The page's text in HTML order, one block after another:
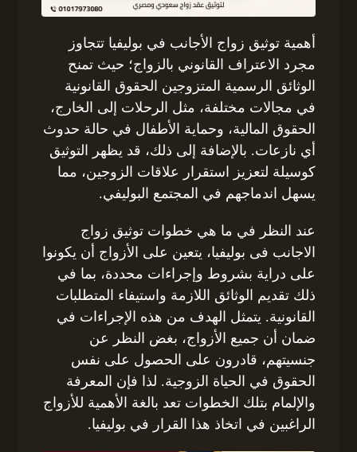
أهمية توثيق زواج الأجانب في بوليفيا تتجاوز
مجرد الاعتراف القانوني بالزواج؛ حيث تمنح
الوثائق الرسمية المتزوجين الحقوق القانونية
في مجالات مختلفة، مثل الرحلات إلى الخارج،
الحقوق المالية، وحماية الأطفال في حالة حدوث
أي نازعات. بالإضافة إلى ذلك، قد يظهر التوثيق
كوسيلة لتعزيز استقرار علاقات الزوجين، مما
يسهل اندماجهم في المجتمع البوليفي.
عند النظر في ما هي خطوات توثيق زواج
الاجانب فى بوليفيا، يتعين على الأزواج أن يكونوا
على دراية بشروط وإجراءات محددة، بما في
ذلك تقديم الوثائق اللازمة واستيفاء المتطلبات
القانونية. يتمثل الهدف من هذه الإجراءات في
ضمان أن جميع الأزواج، بغض النظر عن
جنسيتهم، قادرون على الحصول على نفس
الحقوق في الحياة الزوجية. لذا فإن المعرفة
والإلمام بتلك الخطوات تعد بالغة الأهمية للأزواج
الراغبين في اتخاذ هذا القرار في بوليفيا.